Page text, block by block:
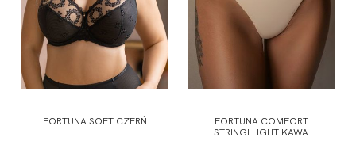
FORTUNA SOFT CZERŃ
FORTUNA COMFORT
STRINGI LIGHT KAWA